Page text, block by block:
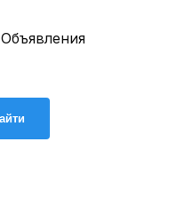
Объявления